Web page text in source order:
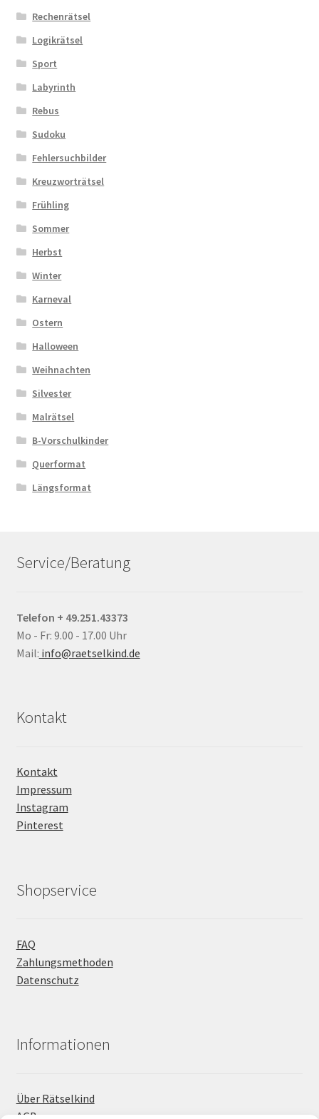
Rechenrätsel
Logikrätsel
Sport
Labyrinth
Rebus
Sudoku
Fehlersuchbilder
Kreuzworträtsel
Frühling
Sommer
Herbst
Winter
Karneval
Ostern
Halloween
Weihnachten
Silvester
Malrätsel
B-Vorschulkinder
Querformat
Längsformat
Service/Beratung
Telefon + 49.251.43373
Mo - Fr: 9.00 - 17.00 Uhr
Mail: info@raetselkind.de
Kontakt
Kontakt
Impressum
Instagram
Pinterest
Shopservice
FAQ
Zahlungsmethoden
Datenschutz
Informationen
Über Rätselkind